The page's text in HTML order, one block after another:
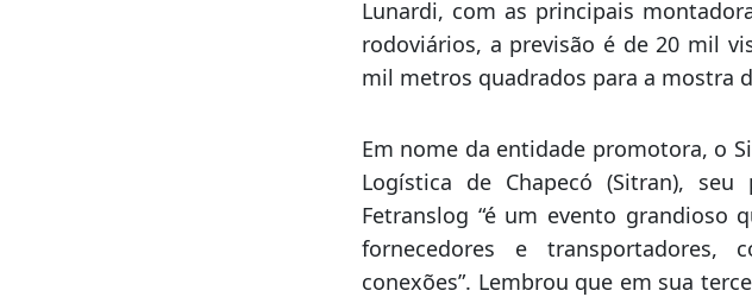
Para cerca de 600 convidados,
indicativo de expositores, ao meio-
período de 11 a 14 de novembro
Lunardi, com as principais
rodoviários, a previsão é de 20 mil
mil metros quadrados para a mostra